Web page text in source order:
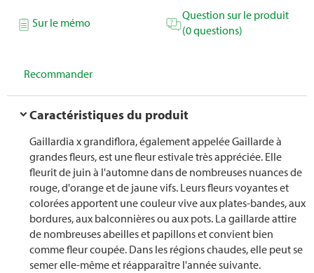
Sur le mémo
Question sur le produit
(0 questions)
Recommander
Caractéristiques du produit
Gaillardia x grandiflora, également appelée Gaillarde à
grandes fleurs, est une fleur estivale très appréciée. Elle
fleurit de juin à l'automne dans de nombreuses nuances de
rouge, d'orange et de jaune vifs. Leurs fleurs voyantes et
colorées apportent une couleur vive aux plates-bandes, aux
bordures, aux balconnières ou aux pots. La gaillarde attire
de nombreuses abeilles et papillons et convient bien
comme fleur coupée. Dans les régions chaudes, elle peut se
semer elle-même et réapparaître l'année suivante.